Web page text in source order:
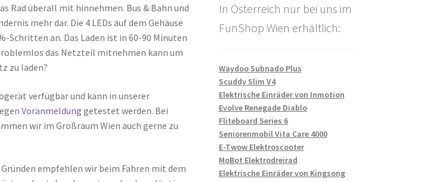
Rad überall mit hinnehmen. Bus & Bahn und
mehr dar. Die 4 LEDs auf dem Gehäuse
Schritten an. Das Laden ist in 60-90 Minuten
das Netzteil mitnehmen kann um
zu laden?
verfügbar und kann in unserer
Voranmeldung getestet werden. Bei
wir im Großraum Wien auch gerne zu
empfehlen wir beim Fahren mit dem
In Österreich nur bei uns im
FunShop Wien erhältlich:
Waydoo Subnado Plus
Scuddy Slim V4
Elektrische Einräder von Inmotion
Evolve Renegade Diablo
Fliteboard Series 6
Seniorenmobil Vita Care 4000
E-Twow Elektroscooter
MoBot Elektrodreirad
Elektrische Einräder von Kingsong